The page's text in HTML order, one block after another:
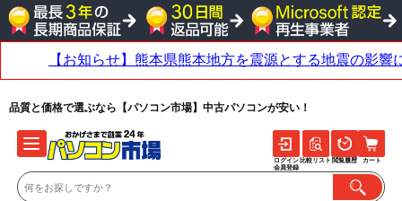
品質と価格で選ぶなら【パソコン市場】中古パソコンが安い！
ログイン
会員登録
比較リスト 閲覧履歴 カート